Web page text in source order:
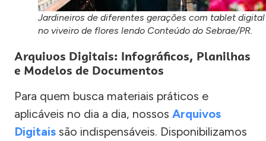
Jardineiros de diferentes gerações com tablet digital
no viveiro de flores lendo Conteúdo do Sebrae/PR.
Arquivos Digitais: Infográficos, Planilhas
e Modelos de Documentos
Para quem busca materiais práticos e
aplicáveis no dia a dia, nossos Arquivos
Digitais são indispensáveis. Disponibilizamos